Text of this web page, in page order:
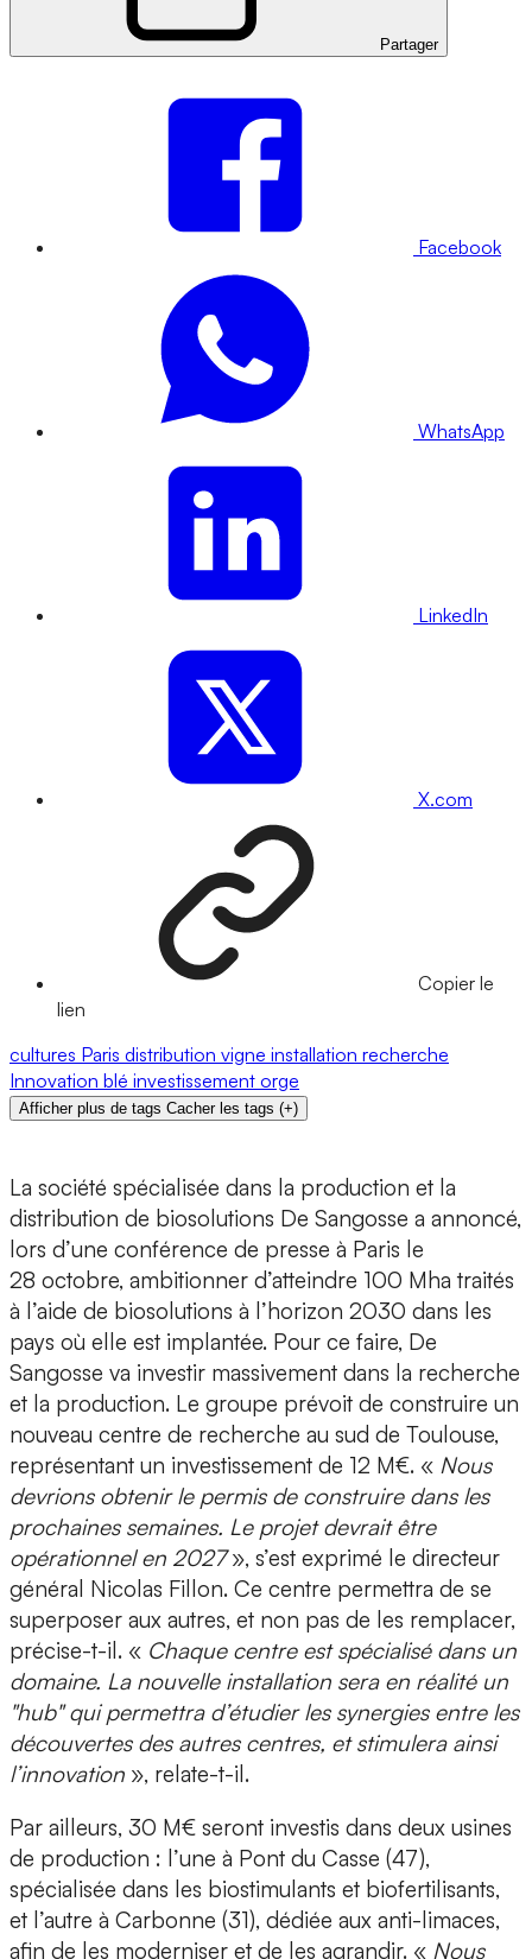
Partager
Facebook
WhatsApp
LinkedIn
X.com
Copier le
lien
cultures Paris distribution vigne installation recherche
Innovation blé investissement orge
Afficher plus de tags Cacher les tags (+)
La société spécialisée dans la production et la
distribution de biosolutions De Sangosse a annoncé,
lors d’une conférence de presse à Paris le
28 octobre, ambitionner d’atteindre 100 Mha traités
à l’aide de biosolutions à l’horizon 2030 dans les
pays où elle est implantée. Pour ce faire, De
Sangosse va investir massivement dans la recherche
et la production. Le groupe prévoit de construire un
nouveau centre de recherche au sud de Toulouse,
représentant un investissement de 12 M€. « Nous
devrions obtenir le permis de construire dans les
prochaines semaines. Le projet devrait être
opérationnel en 2027», s’est exprimé le directeur
général Nicolas Fillon. Ce centre permettra de se
superposer aux autres, et non pas de les remplacer,
précise-t-il. « Chaque centre est spécialisé dans un
domaine. La nouvelle installation sera en réalité un
"hub" qui permettra d’étudier les synergies entre les
découvertes des autres centres, et stimulera ainsi
l’innovation », relate-t-il.
Par ailleurs, 30 M€ seront investis dans deux usines
de production : l’une à Pont du Casse (47),
spécialisée dans les biostimulants et biofertilisants,
et l’autre à Carbonne (31), dédiée aux anti-limaces,
afin de les moderniser et de les agrandir. « Nous